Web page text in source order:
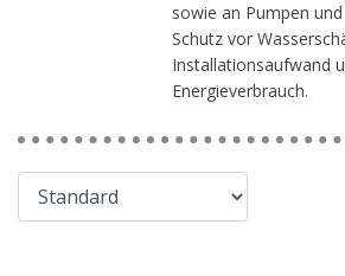
sowie an Pumpen
Schutz vor
Installationsaufwand
Energieverbrauch.